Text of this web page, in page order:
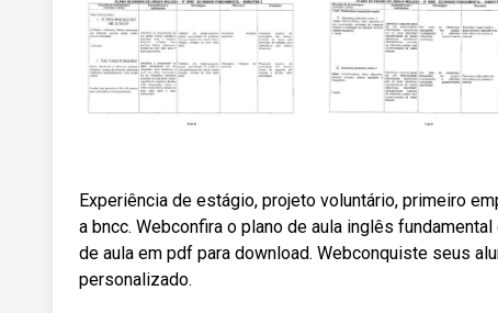
Experiência de estágio, projeto voluntário, primeiro
a bncc. Webconfira o plano de aula inglês
de aula em pdf para download. Webconquiste seus
personalizado.